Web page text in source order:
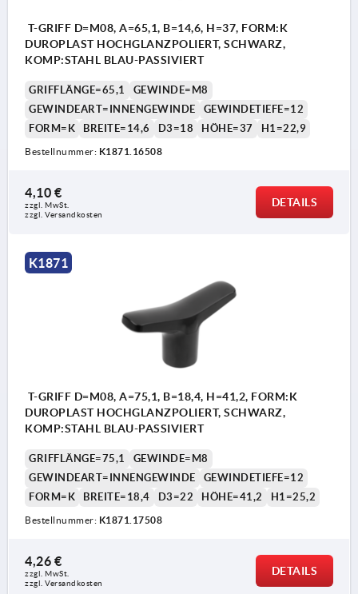
T-GRIFF D=M08, A=65,1, B=14,6, H=37, FORM:K
DUROPLAST HOCHGLANZPOLIERT, SCHWARZ,
KOMP:STAHL BLAU-PASSIVIERT
GRIFFLÄNGE=65,1
GEWINDE=M8
GEWINDEART=INNENGEWINDE
GEWINDETIEFE=12
FORM=K
BREITE=14,6 D3=18 HÖHE=37 H1=22,9
Bestellnummer: K1871.16508
4,10 €
zzgl. MwSt.
zzgl. Versandkosten
DETAILS
K1871
T-GRIFF D=M08, A=75,1, B=18,4, H=41,2, FORM:K
DUROPLAST HOCHGLANZPOLIERT, SCHWARZ,
KOMP:STAHL BLAU-PASSIVIERT
GRIFFLÄNGE=75,1
GEWINDE=M8
GEWINDEART=INNENGEWINDE
GEWINDETIEFE=12
FORM=K
BREITE=18,4 D3=22 HÖHE=41,2 H1=25,2
Bestellnummer: K1871.17508
4,26 €
zzgl. MwSt.
zzgl. Versandkosten
DETAILS